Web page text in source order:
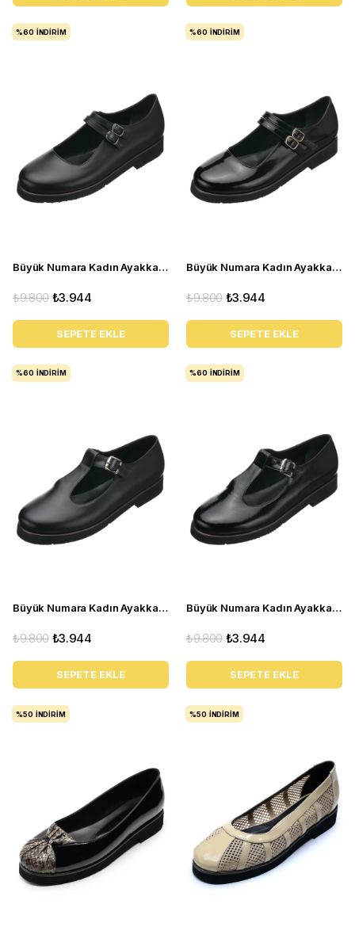
Büyük Numara Kadın Ayakkabı Babet MYG0403 siyah D
₺3.944
₺9.800
SEPETE EKLE
%60 İNDIRIM
Büyük Numara Kadın Ayakkabı Babet MYG0403 siyah R
₺3.944
₺9.800
SEPETE EKLE
%60 İNDIRIM
Büyük Numara Kadın Ayakkabı Babet MYG2002 siyah D
₺3.944
₺9.800
SEPETE EKLE
%60 İNDIRIM
Büyük Numara Kadın Ayakkabı Babet MYG2002 siyah R
₺3.944
₺9.800
SEPETE EKLE
%60 İNDIRIM
%50 İNDIRIM %50 İNDIRIM